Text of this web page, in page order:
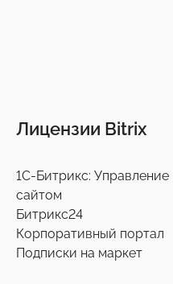
Лицензии Bitrix
1С-Битрикс: Управление
сайтом
Битрикс24
Корпоративный портал
Подписки на маркет